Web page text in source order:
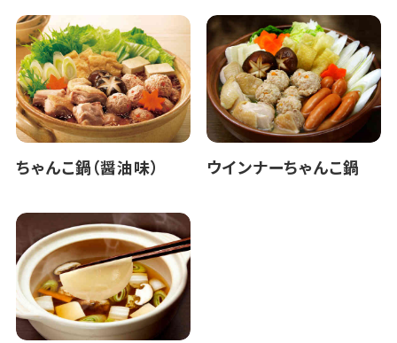
ちゃんこ鍋（醤油味） ウインナーちゃんこ鍋